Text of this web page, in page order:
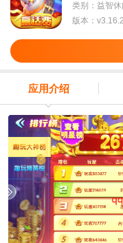
类别：益智休
版本：
应用介绍